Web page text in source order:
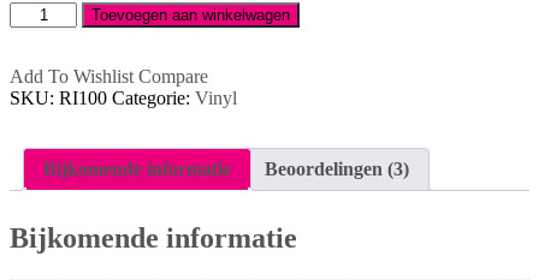
ritrama
100
aantal
Toevoegen aan winkelwagen
Add To Wishlist Compare
SKU: RI100 Categorie: Vinyl
Bijkomende informatie Beoordelingen (3)
Bijkomende informatie